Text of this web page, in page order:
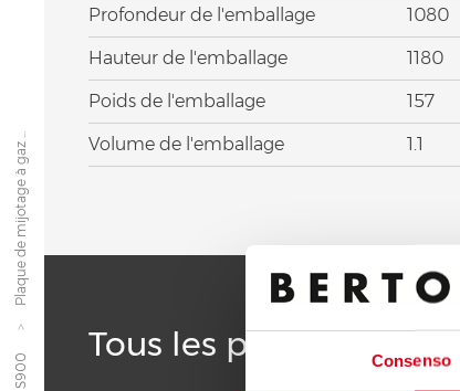
Consenso
S900
Plaque de mijotage à gaz ...
Profondeur de l'emballage 1080
Hauteur de l'emballage 1180
Poids de l'emballage 157
Volume de l'emballage 1.1
Tous les produits de